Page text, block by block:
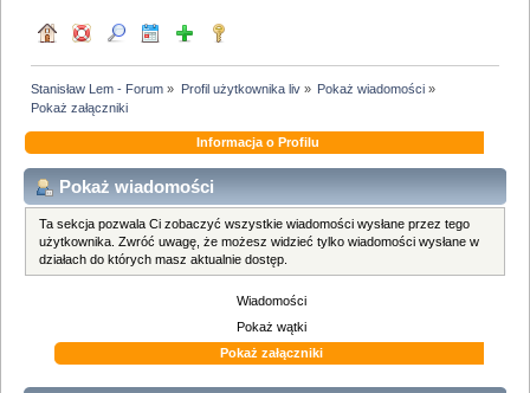
Stanisław Lem - Forum » Profil użytkownika liv» Pokaż wiadomości»
Pokaż załączniki
Informacja o Profilu
Pokaż wiadomości
Ta sekcja pozwala Ci zobaczyć wszystkie wiadomości wysłane przez tego
użytkownika. Zwróć uwagę, że możesz widzieć tylko wiadomości wysłane w
działach do których masz aktualnie dostęp.
Wiadomości
Pokaż wątki
Pokaż załączniki